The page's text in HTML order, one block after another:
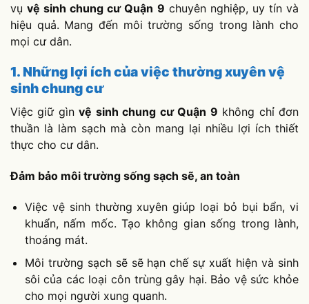
vụvệ sinh chung cư Quận 9 chuyên nghiệp, uy tín và
hiệu quả. Mang đến môi trường sống trong lành cho
mọi cư dân.
1. Những lợi ích của việc thường xuyên vệ
sinh chung cư
Việc giữ gìnvệ sinh chung cư Quận 9 không chỉ đơn
thuần là làm sạch mà còn mang lại nhiều lợi ích thiết
thực cho cư dân.
Đảm bảo môi trường sống sạch sẽ, an toàn
Việc vệ sinh thường xuyên giúp loại bỏ bụi bẩn, vi
khuẩn, nấm mốc. Tạo không gian sống trong lành,
thoáng mát.
Môi trường sạch sẽ sẽ hạn chế sự xuất hiện và sinh
sôi của các loại côn trùng gây hại. Bảo vệ sức khỏe
cho mọi người xung quanh.